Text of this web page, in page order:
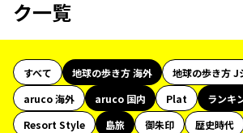
ク一覧
すべて 地球の歩き方 海外
地球の歩き方 J
aruco 海外
aruco 国内 Plat
ランキ
Resort Style
島旅 御朱印 歴史時代